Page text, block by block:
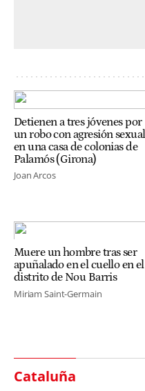
Detienen a tres jóvenes por
un robo con agresión sexual
en una casa de colonias de
Palamós (Girona)
Joan Arcos
Muere un hombre tras ser
apuñalado en el cuello en el
distrito de Nou Barris
Miriam Saint-Germain
Cataluña